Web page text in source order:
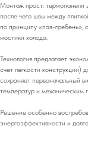
Монтаж прост: термопанели
после чего швы между
по принципу «паз-гребень»,
мостики холода.
Технология предлагает
счет легкости конструкции)
сохраняет первоначальный
температур и механическим
Решение особенно
энергоэффективности и